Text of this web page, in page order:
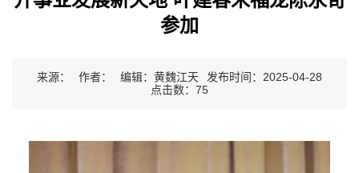
参加
来源： 作者： 编辑：黄魏江天
发布时间：2025-04-28
点击数： 75